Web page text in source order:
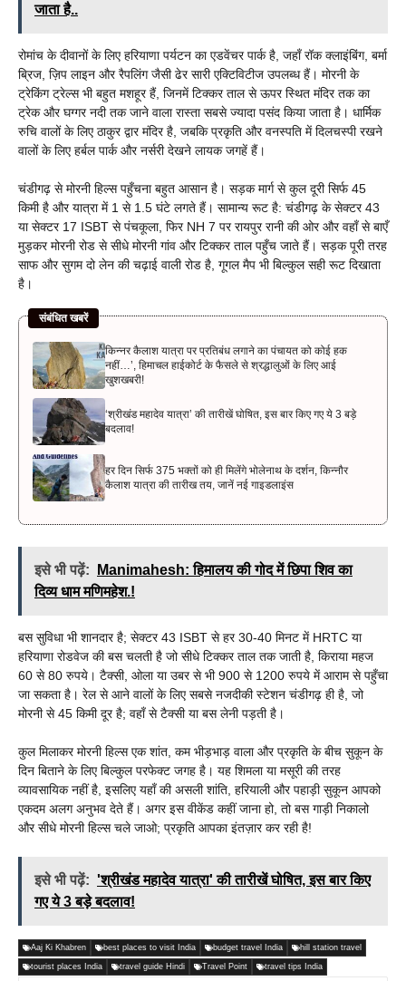
जाता है..
रोमांच के दीवानों के लिए हरियाणा पर्यटन का एडवेंचर पार्क है, जहाँ रॉक क्लाइंबिंग, बर्मा
ब्रिज, ज़िप लाइन और रैपलिंग जैसी ढेर सारी एक्टिविटीज उपलब्ध हैं। मोरनी के
ट्रेकिंग ट्रेल्स भी बहुत मशहूर हैं, जिनमें टिक्कर ताल से ऊपर स्थित मंदिर तक का
ट्रेक और घग्गर नदी तक जाने वाला रास्ता सबसे ज्यादा पसंद किया जाता है। धार्मिक
रुचि वालों के लिए ठाकुर द्वार मंदिर है, जबकि प्रकृति और वनस्पति में दिलचस्पी रखने
वालों के लिए हर्बल पार्क और नर्सरी देखने लायक जगहें हैं।
चंडीगढ़ से मोरनी हिल्स पहुँचना बहुत आसान है। सड़क मार्ग से कुल दूरी सिर्फ 45
किमी है और यात्रा में 1 से 1.5 घंटे लगते हैं। सामान्य रूट है: चंडीगढ़ के सेक्टर 43
या सेक्टर 17 ISBT से पंचकूला, फिर NH 7 पर रायपुर रानी की ओर और वहाँ से बाएँ
मुड़कर मोरनी रोड से सीधे मोरनी गांव और टिक्कर ताल पहुँच जाते हैं। सड़क पूरी तरह
साफ और सुगम दो लेन की चढ़ाई वाली रोड है, गूगल मैप भी बिल्कुल सही रूट दिखाता
है।
संबंधित खबरें
किन्नर कैलाश यात्रा पर प्रतिबंध लगाने का पंचायत को कोई हक
नहीं…’, हिमाचल हाईकोर्ट के फैसले से श्रद्धालुओं के लिए आई
खुशखबरी!
‘श्रीखंड महादेव यात्रा’ की तारीखें घोषित, इस बार किए गए ये 3 बड़े
बदलाव!
हर दिन सिर्फ 375 भक्तों को ही मिलेंगे भोलेनाथ के दर्शन, किन्नौर
कैलाश यात्रा की तारीख तय, जानें नई गाइडलाइंस
इसे भी पढ़ें:
Manimahesh: हिमालय की गोद में छिपा शिव का
दिव्य धाम मणिमहेश.!
बस सुविधा भी शानदार है; सेक्टर 43 ISBT से हर 30-40 मिनट में HRTC या
हरियाणा रोडवेज की बस चलती है जो सीधे टिक्कर ताल तक जाती है, किराया महज
60 से 80 रुपये। टैक्सी, ओला या उबर से भी 900 से 1200 रुपये में आराम से पहुँचा
जा सकता है। रेल से आने वालों के लिए सबसे नजदीकी स्टेशन चंडीगढ़ ही है, जो
मोरनी से 45 किमी दूर है; वहाँ से टैक्सी या बस लेनी पड़ती है।
कुल मिलाकर मोरनी हिल्स एक शांत, कम भीड़भाड़ वाला और प्रकृति के बीच सुकून के
दिन बिताने के लिए बिल्कुल परफेक्ट जगह है। यह शिमला या मसूरी की तरह
व्यावसायिक नहीं है, इसलिए यहाँ की असली शांति, हरियाली और पहाड़ी सुकून आपको
एकदम अलग अनुभव देते हैं। अगर इस वीकेंड कहीं जाना हो, तो बस गाड़ी निकालो
और सीधे मोरनी हिल्स चले जाओ; प्रकृति आपका इंतज़ार कर रही है!
इसे भी पढ़ें: 'श्रीखंड महादेव यात्रा' की तारीखें घोषित, इस बार किए
गए ये 3 बड़े बदलाव!
Aaj Ki Khabren best places to visit India budget travel India hill station travel
tourist places India travel guide Hindi Travel Point travel tips India